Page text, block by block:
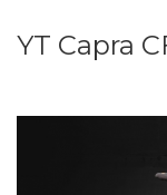
YT Capra